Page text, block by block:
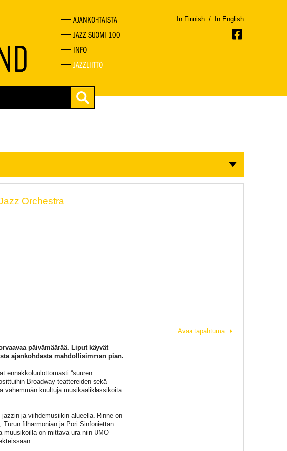
AJANKOHTAISTA
JAZZ SUOMI 100
INFO
JAZZLIITTO
In Finnish / In English
Orchestra
päivämäärää. Liput käyvät
ajankohdasta mahdollisimman pian.
ennakkoluulottomasti “suuren
Broadway-teattereiden sekä
vähemmän kuultuja musikaaliklassikoita
ja viihdemusiikin alueella. Rinne on
filharmonian ja Pori Sinfoniettan
muusikoilla on mittava ura niin UMO
Avaa tapahtuma